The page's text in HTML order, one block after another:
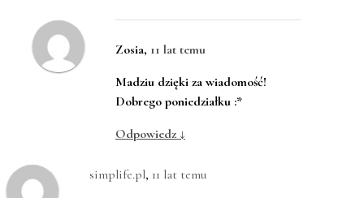
Zosia, 11 lat temu
Madziu dzięki za wiadomość!
Dobrego poniedziałku :*
Odpowiedz ↓
simplife.pl, 11 lat temu